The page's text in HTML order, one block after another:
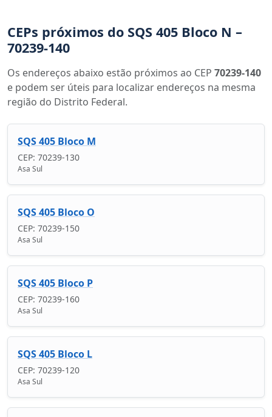
CEPs próximos do SQS 405 Bloco N –
70239-140
Os endereços abaixo estão próximos ao CEP 70239-140
e podem ser úteis para localizar endereços na mesma
região do Distrito Federal.
SQS 405 Bloco M
CEP: 70239-130
Asa Sul
SQS 405 Bloco O
CEP: 70239-150
Asa Sul
SQS 405 Bloco P
CEP: 70239-160
Asa Sul
SQS 405 Bloco L
CEP: 70239-120
Asa Sul